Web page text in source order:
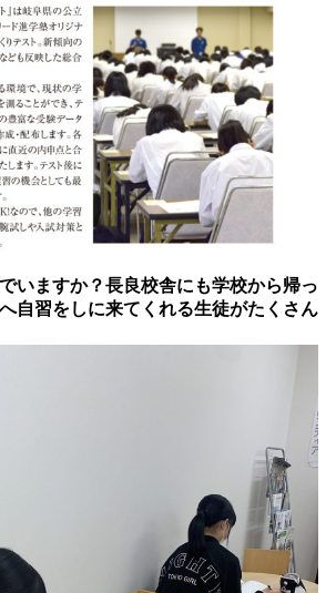
いますか？長良校舎にも学校から帰っ
自習をしに来てくれる生徒がたくさん